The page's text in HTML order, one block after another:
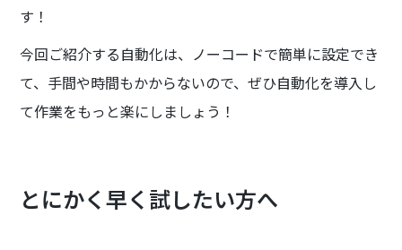
す！
今回ご紹介する自動化は、ノーコードで簡単に設定でき
て、手間や時間もかからないので、ぜひ自動化を導入し
て作業をもっと楽にしましょう！
とにかく早く試したい方へ